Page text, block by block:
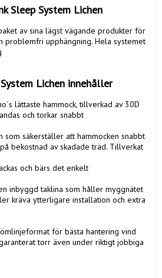
Sleep System Lichen
av sina lägst vägande produkter för
problemfri upphängning. Hela systemet
Lichen innehåller
lättaste hammock, tillverkad av 30D
och torkar snabbt
som säkerställer att hammocken snabbt
bekostnad av skadade träd. Tillverkat
och bärs det enkelt
inbyggd taklina som håller myggnätet
kräva ytterligare installation och extra
för bästa hantering vind
torr även under riktigt jobbiga